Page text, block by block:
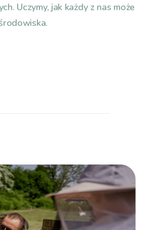
Uczymy, jak każdy z nas może